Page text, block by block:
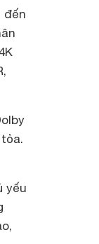
đến
yếu